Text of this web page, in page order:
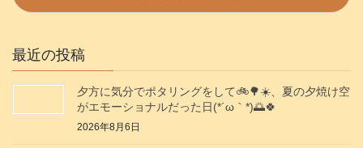
最近の投稿
夕方に気分でポタリングをして🚲️🌳☀️、夏の夕焼け空
がエモーショナルだった日(⁠*⁠´⁠ω⁠｀⁠*⁠)🌅🍀
2026年8月6日